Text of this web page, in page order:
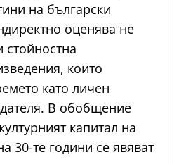
на български
оценява не
стойностна
които
като личен
В обобщение
капитал на
30-те години се явяват